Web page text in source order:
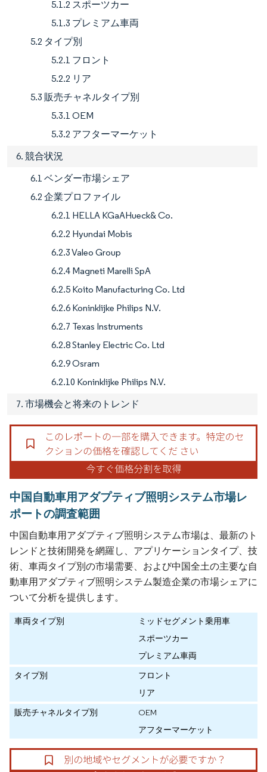
5.1.2 スポーツカー
5.1.3 プレミアム車両
5.2 タイプ別
5.2.1 フロント
5.2.2 リア
5.3 販売チャネルタイプ別
5.3.1 OEM
5.3.2 アフターマーケット
6. 競合状況
6.1 ベンダー市場シェア
6.2 企業プロファイル
6.2.1 HELLA KGaAHueck& Co.
6.2.2 Hyundai Mobis
6.2.3 Valeo Group
6.2.4 Magneti Marelli SpA
6.2.5 Koito Manufacturing Co. Ltd
6.2.6 Koninklijke Philips N.V.
6.2.7 Texas Instruments
6.2.8 Stanley Electric Co. Ltd
6.2.9 Osram
6.2.10 Koninklijke Philips N.V.
7. 市場機会と将来のトレンド
中国自動車用アダプティブ照明システム市場レ
ポートの調査範囲
中国自動車用アダプティブ照明システム市場は、最新のト
レンドと技術開発を網羅し、アプリケーションタイプ、技
術、車両タイプ別の市場需要、および中国全土の主要な自
動車用アダプティブ照明システム製造企業の市場シェアに
ついて分析を提供します。
車両タイプ別
ミッドセグメント乗用車
スポーツカー
プレミアム車両
タイプ別
フロント
リア
販売チャネルタイプ別
OEM
アフターマーケット